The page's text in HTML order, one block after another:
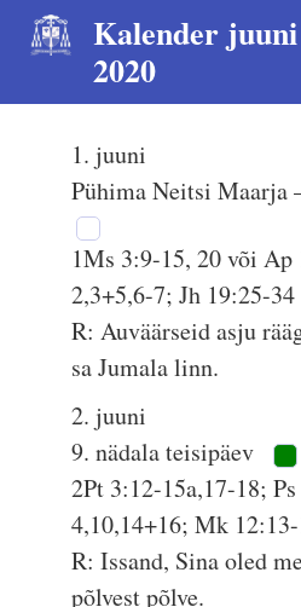
Kalender juuni
2020
1. juuni
Pühima Neitsi Maarja
1Ms 3:9-15, 20 või Ap
2,3+5,6-7; Jh 19:25-34
R: Auväärseid asju
sa Jumala linn.
2. juuni
9. nädala teisipäev
2Pt 3:12-15a,17-18;
4,10,14+16; Mk
R: Issand, Sina oled
põlvest põlve.